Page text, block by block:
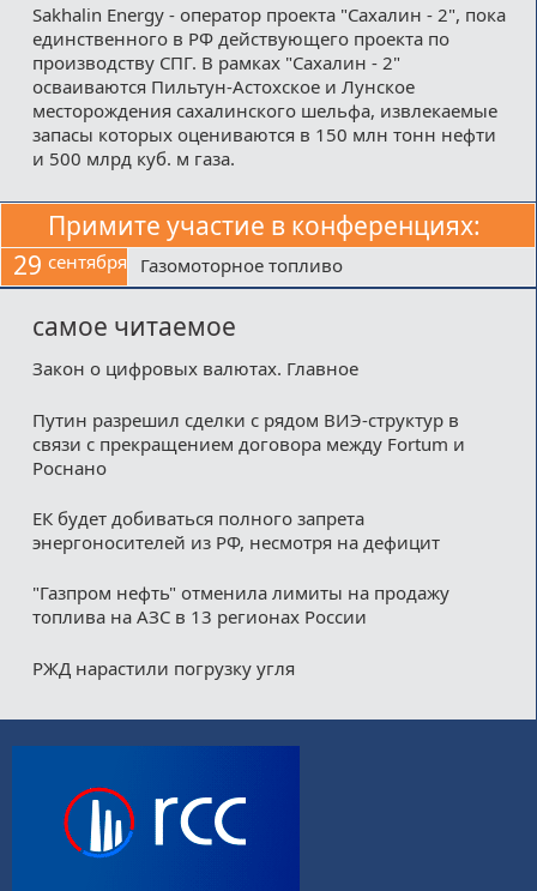
Sakhalin Energy - оператор проекта "Сахалин - 2", пока
единственного в РФ действующего проекта по
производству СПГ. В рамках "Сахалин - 2"
осваиваются Пильтун-Астохское и Лунское
месторождения сахалинского шельфа, извлекаемые
запасы которых оцениваются в 150 млн тонн нефти
и 500 млрд куб. м газа.
Примите участие в конференциях:
29 сентября Газомоторное топливо
самое читаемое
Закон о цифровых валютах. Главное
Путин разрешил сделки с рядом ВИЭ-структур в
связи с прекращением договора между Fortum и
Роснано
ЕК будет добиваться полного запрета
энергоносителей из РФ, несмотря на дефицит
"Газпром нефть" отменила лимиты на продажу
топлива на АЗС в 13 регионах России
РЖД нарастили погрузку угля